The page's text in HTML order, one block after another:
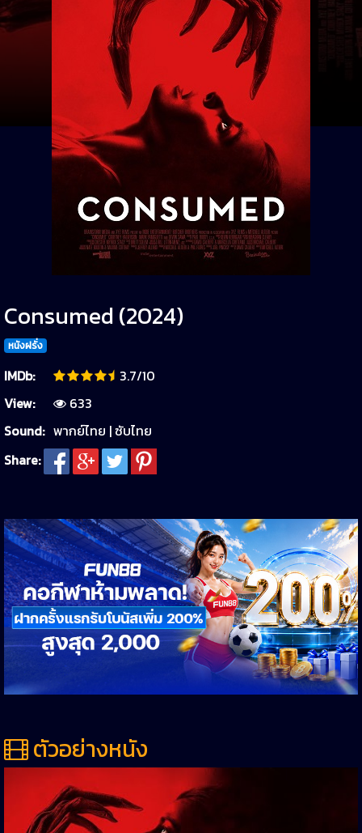
Consumed (2024)
หนังฝรั่ง
IMDb:
3.7/10
View:
633
Sound: พากย์ไทย | ซับไทย
Share:
ตัวอย่างหนัง